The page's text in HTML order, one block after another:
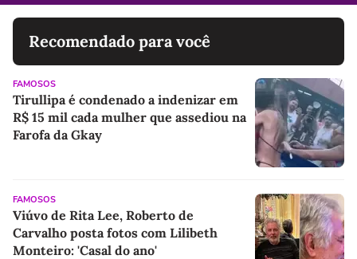
Recomendado para você
FAMOSOS
Tirullipa é condenado a indenizar em
R$ 15 mil cada mulher que assediou na
Farofa da Gkay
FAMOSOS
Viúvo de Rita Lee, Roberto de
Carvalho posta fotos com Lilibeth
Monteiro: 'Casal do ano'